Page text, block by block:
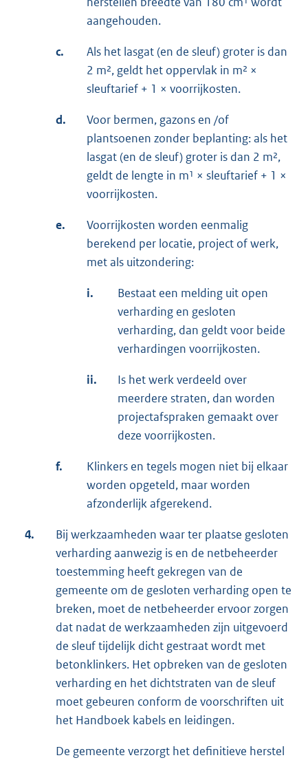
aangehouden.
c.
Als het lasgat (en de sleuf) groter is dan
2 m², geldt het oppervlak in m² ×
sleuftarief + 1 × voorrijkosten.
d.
Voor bermen, gazons en /of
plantsoenen zonder beplanting: als het
lasgat (en de sleuf) groter is dan 2 m²,
geldt de lengte in m¹ × sleuftarief + 1 ×
voorrijkosten.
e.
Voorrijkosten worden eenmalig
berekend per locatie, project of werk,
met als uitzondering:
i.
Bestaat een melding uit open
verharding en gesloten
verharding, dan geldt voor beide
verhardingen voorrijkosten.
ii.
Is het werk verdeeld over
meerdere straten, dan worden
projectafspraken gemaakt over
deze voorrijkosten.
f.
Klinkers en tegels mogen niet bij elkaar
worden opgeteld, maar worden
afzonderlijk afgerekend.
4.
Bij werkzaamheden waar ter plaatse gesloten
verharding aanwezig is en de netbeheerder
toestemming heeft gekregen van de
gemeente om de gesloten verharding open te
breken, moet de netbeheerder ervoor zorgen
dat nadat de werkzaamheden zijn uitgevoerd
de sleuf tijdelijk dicht gestraat wordt met
betonklinkers. Het opbreken van de gesloten
verharding en het dichtstraten van de sleuf
moet gebeuren conform de voorschriften uit
het Handboek kabels en leidingen.
De gemeente verzorgt het definitieve herstel